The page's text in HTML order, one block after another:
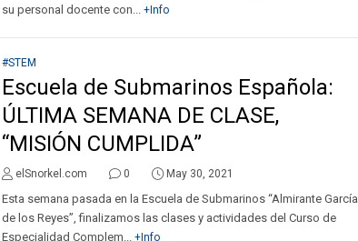
su personal docente con... +Info
#STEM
Escuela de Submarinos Española:
ÚLTIMA SEMANA DE CLASE,
“MISIÓN CUMPLIDA”
elSnorkel.com 0 May 30, 2021
Esta semana pasada en la Escuela de Submarinos “Almirante García
de los Reyes”, finalizamos las clases y actividades del Curso de
Especialidad Complem... +Info